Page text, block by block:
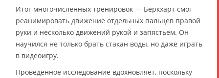
Итог многочисленных тренировок — Беркхарт смог
реанимировать движение отдельных пальцев правой
руки и несколько движений рукой и запястьем. Он
научился не только брать стакан воды, но даже играть
в видеоигру.
Проведённое исследование вдохновляет, поскольку